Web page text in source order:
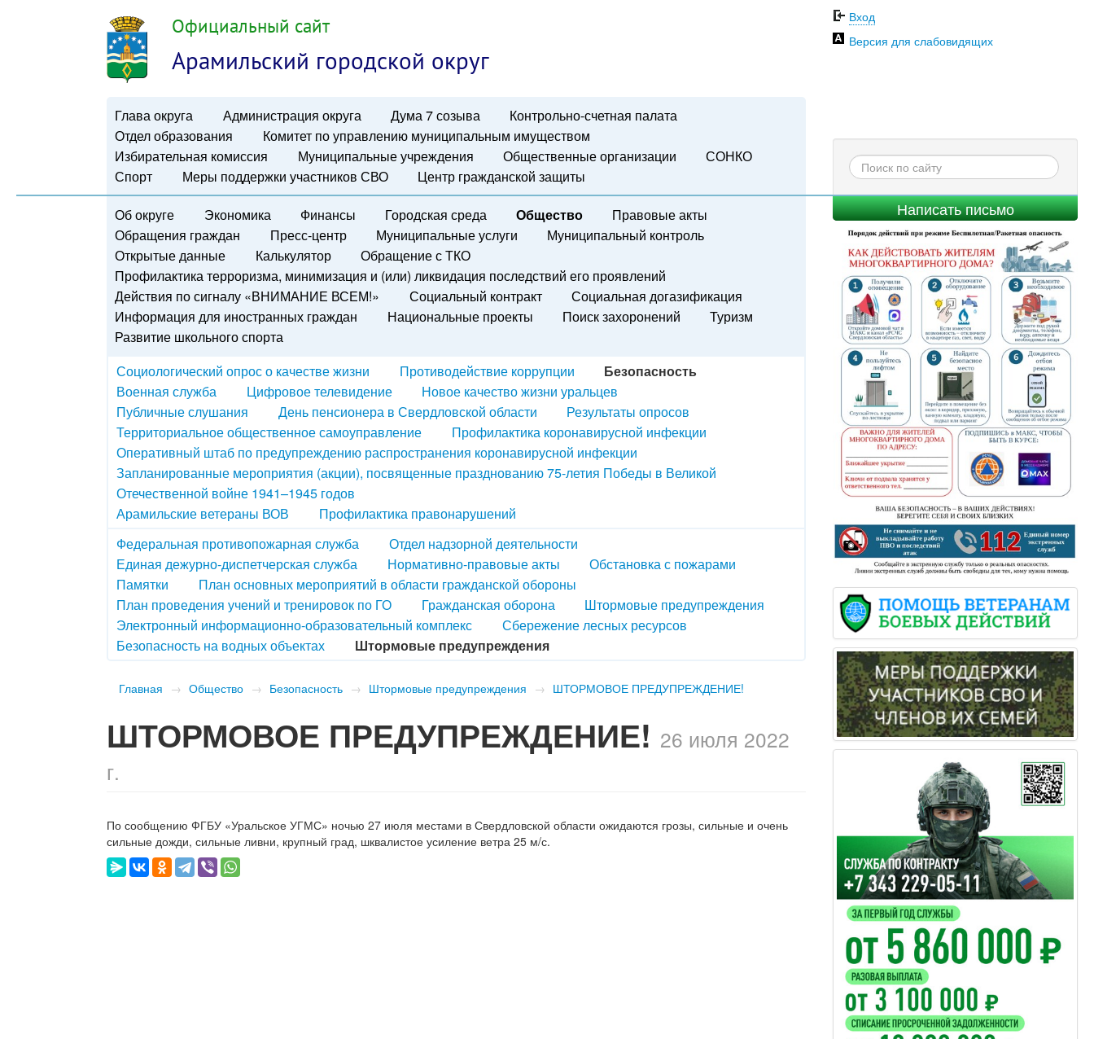
Официальный сайт
Арамильский городской округ
Глава округа Администрация округа Дума 7 созыва
Контрольно-счетная палата
Отдел образования
Комитет по управлению муниципальным имуществом
Избирательная комиссия
Муниципальные учреждения Общественные организации
СОНКО
Спорт
Меры поддержки участников СВО Центр гражданской защиты
Вход
Версия для слабовидящих
Написать письмо
Об округе Экономика Финансы Городская среда Общество
Правовые акты
Обращения граждан
Пресс-центр Муниципальные услуги
Муниципальный контроль
Открытые данные
Калькулятор
Обращение с ТКО
Профилактика терроризма, минимизация и (или) ликвидация последствий его проявлений
Действия по сигналу «ВНИМАНИЕ ВСЕМ!»
Социальный контракт
Социальная догазификация
Информация для иностранных граждан
Национальные проекты Поиск захоронений
Туризм
Развитие школьного спорта
Социологический опрос о качестве жизни
Противодействие коррупции
Безопасность
Военная служба
Цифровое телевидение
Новое качество жизни уральцев
Публичные слушания
День пенсионера в Свердловской области
Результаты опросов
Территориальное общественное самоуправление
Профилактика коронавирусной инфекции
Оперативный штаб по предупреждению распространения коронавирусной инфекции
Запланированные мероприятия (акции), посвященные празднованию 75-летия Победы в Великой
Отечественной войне 1941–1945 годов
Арамильские ветераны ВОВ
Профилактика правонарушений
Федеральная противопожарная служба
Отдел надзорной деятельности
Единая дежурно-диспетчерская служба
Нормативно-правовые акты
Обстановка с пожарами
Памятки
План основных мероприятий в области гражданской обороны
План проведения учений и тренировок по ГО
Гражданская оборона
Штормовые предупреждения
Электронный информационно-образовательный комплекс
Сбережение лесных ресурсов
Безопасность на водных объектах
Штормовые предупреждения
Главная → Общество → Безопасность → Штормовые предупреждения → ШТОРМОВОЕ ПРЕДУПРЕЖДЕНИЕ!
ШТОРМОВОЕ ПРЕДУПРЕЖДЕНИЕ! 26 июля 2022
г.
По сообщению ФГБУ «Уральское УГМС» ночью 27 июля местами в Свердловской области ожидаются грозы, сильные и очень
сильные дожди, сильные ливни, крупный град, шквалистое усиление ветра 25 м/с.